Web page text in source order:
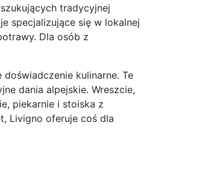
tradycyjnej
specjalizujące się w lokalnej
Dla osób z
kulinarne. Te
dania alpejskie. Wreszcie,
piekarnie i stoiska z
Livigno oferuje coś dla